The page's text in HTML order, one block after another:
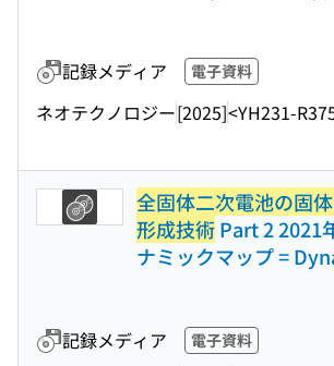
記録メディア 電子資料
ネオテクノロジー[2025]<YH231-
全固体二次電池の固
形成技術Part 2 2021
ナミックマップ =
記録メディア 電子資料